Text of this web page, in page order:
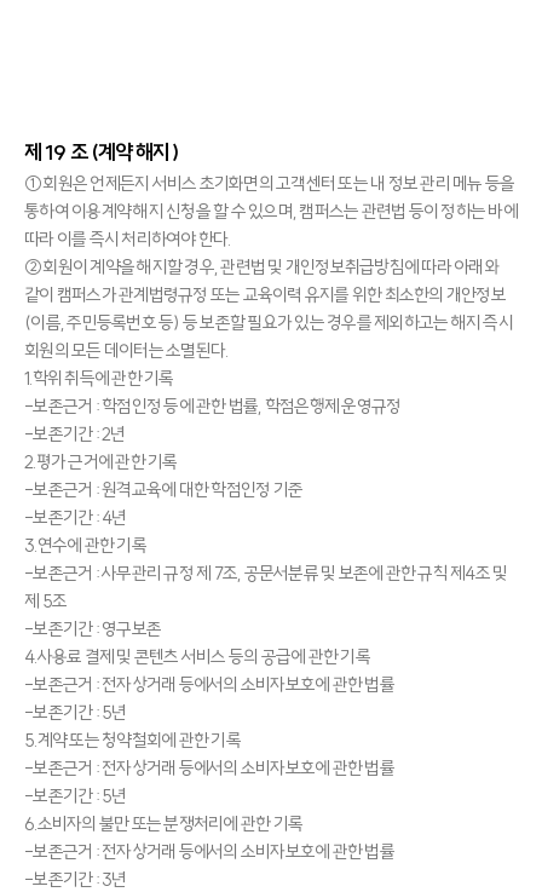
제 19 조 (계약 해지)
①회원은 언제든지 서비스 초기화면의 고객센터 또는 내 정보 관리 메뉴 등을
통하여 이용계약 해지 신청을 할 수 있으며, 캠퍼스는 관련법 등이 정하는 바에
따라 이를 즉시 처리하여야 한다.
②회원이 계약을 해지할 경우, 관련법 및 개인정보취급방침에 따라 아래와
같이 캠퍼스가 관계법령규정 또는 교육이력 유지를 위한 최소한의 개안정보
(이름, 주민등록번호 등) 등 보존할 필요가 있는 경우를 제외하고는 해지 즉시
회원의 모든 데이터는 소멸된다.
1.학위 취득에 관한 기록
-보존근거 : 학점인정 등에 관한 법률, 학점은행제 운영규정
-보존기간 : 2년
2.평가 근거에 관한 기록
-보존근거 : 원격교육에 대한 학점인정 기준
-보존기간 : 4년
3.연수에 관한 기록
-보존근거 : 사무관리 규정 제 7조, 공문서분류 및 보존에 관한 규칙 제4조 및
제 5조
-보존기간 : 영구보존
4.사용료 결제 및 콘텐츠 서비스 등의 공급에 관한 기록
-보존근거 : 전자상거래 등에서의 소비자보호에 관한 법률
-보존기간 : 5년
5.계약 또는 청약철회에 관한 기록
-보존근거 : 전자상거래 등에서의 소비자보호에 관한 법률
-보존기간 : 5년
6.소비자의 불만 또는 분쟁처리에 관한 기록
-보존근거 : 전자상거래 등에서의 소비자보호에 관한 법률
-보존기간 : 3년